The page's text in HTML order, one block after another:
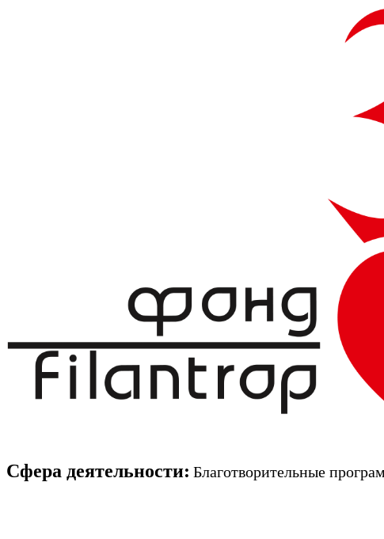
Сфера деятельности: Благотворительные